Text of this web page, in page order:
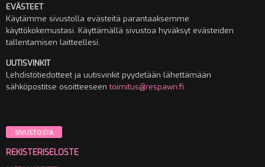
EVÄSTEET
Käytämme sivustolla evästeitä parantaaksemme
käyttökokemustasi. Käyttämällä sivustoa hyväksyt evästeiden
tallentamisen laitteellesi.
UUTISVINKIT
Lehdistötiedotteet ja uutisvinkit pyydetään lähettämään
sähköpostitse osoitteeseentoimitus@respawn.fi
SIVUSTOSTA
REKISTERISELOSTE